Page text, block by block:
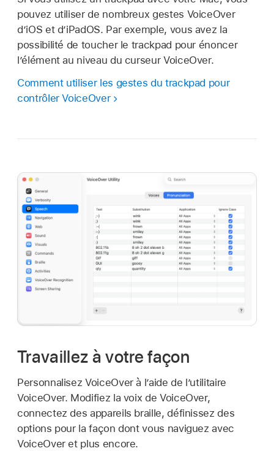
pouvez utiliser de nombreux gestes VoiceOver
d’iOS et d’iPadOS. Par exemple, vous avez la
possibilité de toucher le trackpad pour énoncer
l’élément au niveau du curseur VoiceOver.
Comment utiliser les gestes du trackpad pour
contrôler VoiceOver
Travaillez à votre façon
Personnalisez VoiceOver à l’aide de l’utilitaire
VoiceOver. Modifiez la voix de VoiceOver,
connectez des appareils braille, définissez des
options pour la façon dont vous naviguez avec
VoiceOver et plus encore.